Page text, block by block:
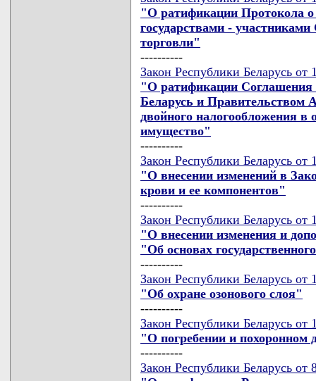
"О ратификации Протокола о
государствами -
торговли"
----------
Закон Республики Беларусь
"О ратификации Соглашения
Беларусь и Правительством
двойного налогообложения
имущество"
----------
Закон Республики Беларусь
"О внесении изменений в
крови и ее компонентов"
----------
Закон Республики Беларусь
"О внесении изменения и
"Об основах
----------
Закон Республики Беларусь
"Об охране озонового слоя"
----------
Закон Республики Беларусь
"О погребении и похоронном
----------
Закон Республики Беларусь от